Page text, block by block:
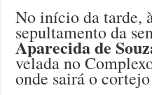
No início da tarde,
sepultamento da
Aparecida de
velada no
onde sairá o